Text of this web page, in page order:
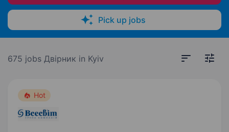
Pick up jobs
675 jobs Двірник in Kyiv
Hot